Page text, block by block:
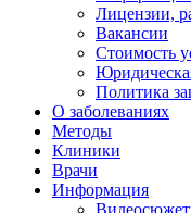
Лицензии,
Вакансии
Стоимость
Политика
О заболеваниях
Методы
Клиники
Врачи
Информация